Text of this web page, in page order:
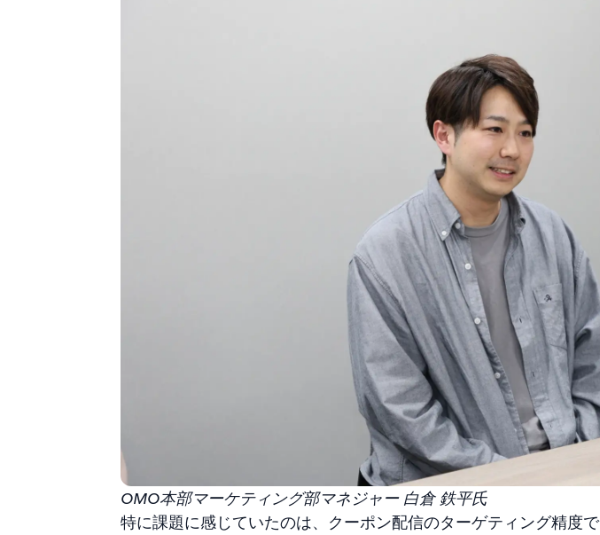
OMO本部マーケティング部マネジャー 白倉 鉄平氏
特に課題に感じていたのは、クーポン配信のターゲティング精度